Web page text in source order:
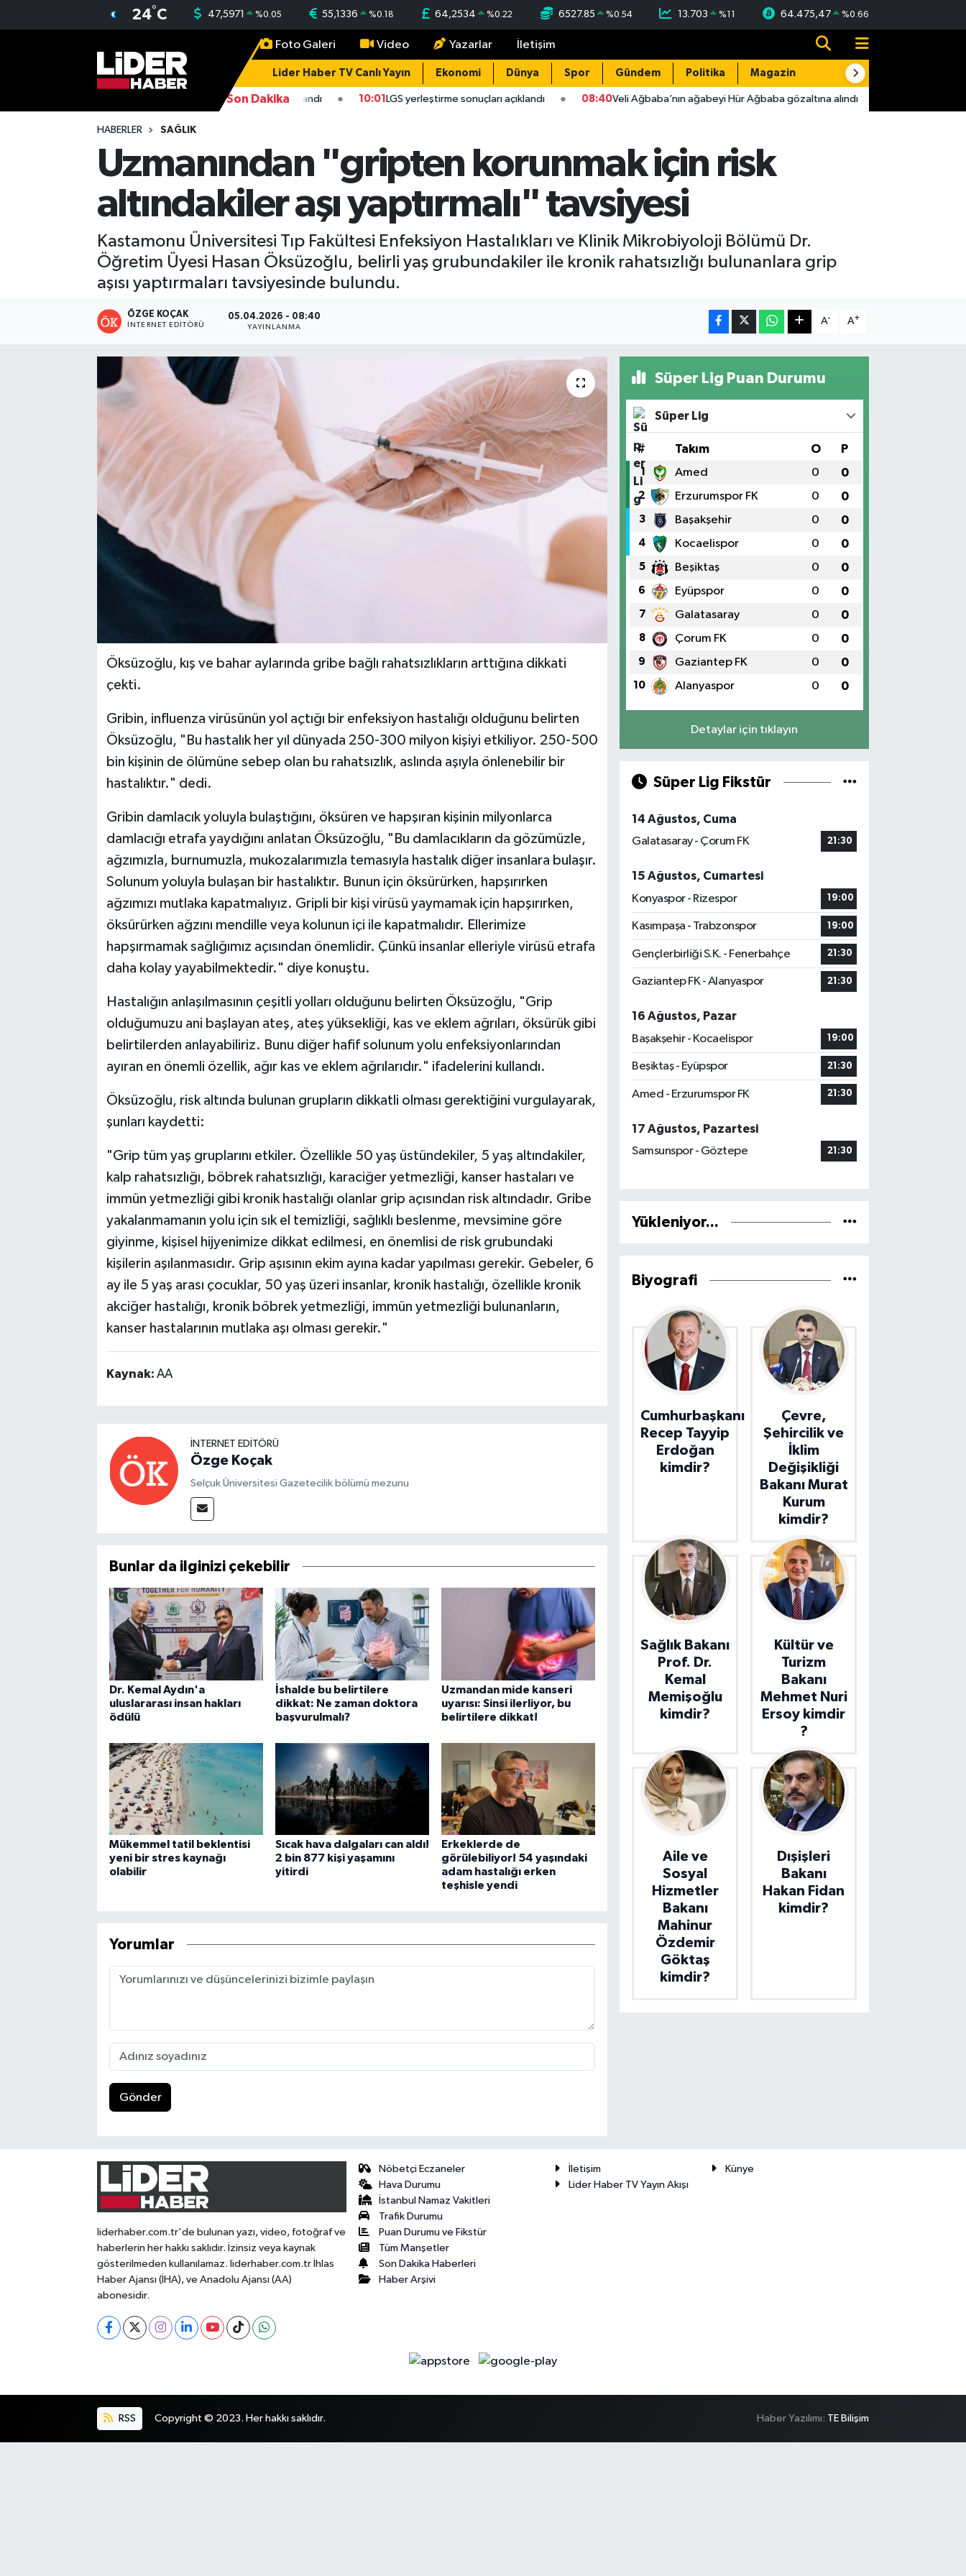
24°C 47,5971 %0.05 55,1336 %0.18 64,2534 %0.22 6527.85 %0.54 13.703 %11 64.475,47 %0.66
Foto Galeri Video Yazarlar İletişim
Lider Haber TV Canlı Yayın Ekonomi Dünya Spor Gündem Politika Magazin Resmi İlanlar
Son Dakika
FETÖ üyesi Burkay Karatepe tutuklandı 10:01LGS yerleştirme sonuçları açıklandı 08:40Veli Ağbaba’nın ağabeyi Hür Ağbaba gözaltına alındı
HABERLER SAĞLIK
Uzmanından "gripten korunmak için risk
altındakiler aşı yaptırmalı" tavsiyesi
Kastamonu Üniversitesi Tıp Fakültesi Enfeksiyon Hastalıkları ve Klinik Mikrobiyoloji Bölümü Dr.
Öğretim Üyesi Hasan Öksüzoğlu, belirli yaş grubundakiler ile kronik rahatsızlığı bulunanlara grip
aşısı yaptırmaları tavsiyesinde bulundu.
ÖZGE KOÇAK
İNTERNET EDITÖRÜ
05.04.2026 - 08:40
YAYINLANMA
A- A+
Öksüzoğlu, kış ve bahar aylarında gribe bağlı rahatsızlıkların arttığına dikkati
çekti.
Gribin, influenza virüsünün yol açtığı bir enfeksiyon hastalığı olduğunu belirten
Öksüzoğlu, "Bu hastalık her yıl dünyada 250-300 milyon kişiyi etkiliyor. 250-500
bin kişinin de ölümüne sebep olan bu rahatsızlık, aslında aşıyla önlenebilir bir
hastalıktır." dedi.
Gribin damlacık yoluyla bulaştığını, öksüren ve hapşıran kişinin milyonlarca
damlacığı etrafa yaydığını anlatan Öksüzoğlu, "Bu damlacıkların da gözümüzle,
ağzımızla, burnumuzla, mukozalarımızla temasıyla hastalık diğer insanlara bulaşır.
Solunum yoluyla bulaşan bir hastalıktır. Bunun için öksürürken, hapşırırken
ağzımızı mutlaka kapatmalıyız. Gripli bir kişi virüsü yaymamak için hapşırırken,
öksürürken ağzını mendille veya kolunun içi ile kapatmalıdır. Ellerimize
hapşırmamak sağlığımız açısından önemlidir. Çünkü insanlar elleriyle virüsü etrafa
daha kolay yayabilmektedir." diye konuştu.
Hastalığın anlaşılmasının çeşitli yolları olduğunu belirten Öksüzoğlu, "Grip
olduğumuzu ani başlayan ateş, ateş yüksekliği, kas ve eklem ağrıları, öksürük gibi
belirtilerden anlayabiliriz. Bunu diğer hafif solunum yolu enfeksiyonlarından
ayıran en önemli özellik, ağır kas ve eklem ağrılarıdır." ifadelerini kullandı.
Öksüzoğlu, risk altında bulunan grupların dikkatli olması gerektiğini vurgulayarak,
şunları kaydetti:
"Grip tüm yaş gruplarını etkiler. Özellikle 50 yaş üstündekiler, 5 yaş altındakiler,
kalp rahatsızlığı, böbrek rahatsızlığı, karaciğer yetmezliği, kanser hastaları ve
immün yetmezliği gibi kronik hastalığı olanlar grip açısından risk altındadır. Gribe
yakalanmamanın yolu için sık el temizliği, sağlıklı beslenme, mevsimine göre
giyinme, kişisel hijyenimize dikkat edilmesi, en önemlisi de risk grubundaki
kişilerin aşılanmasıdır. Grip aşısının ekim ayına kadar yapılması gerekir. Gebeler, 6
ay ile 5 yaş arası çocuklar, 50 yaş üzeri insanlar, kronik hastalığı, özellikle kronik
akciğer hastalığı, kronik böbrek yetmezliği, immün yetmezliği bulunanların,
kanser hastalarının mutlaka aşı olması gerekir."
Kaynak: AA
İNTERNET EDITÖRÜ
Özge Koçak
Selçuk Üniversitesi Gazetecilik bölümü mezunu
Bunlar da ilginizi çekebilir
Dr. Kemal Aydın'a
uluslararası insan hakları
ödülü
İshalde bu belirtilere
dikkat: Ne zaman doktora
başvurulmalı?
Uzmandan mide kanseri
uyarısı: Sinsi ilerliyor, bu
belirtilere dikkat!
Mükemmel tatil beklentisi
yeni bir stres kaynağı
olabilir
Sıcak hava dalgaları can aldı!
2 bin 877 kişi yaşamını
yitirdi
Erkeklerde de
görülebiliyor! 54 yaşındaki
adam hastalığı erken
teşhisle yendi
Yorumlar
Gönder
Süper Lig Puan Durumu
Süper Lig
# Takım O P
1 Amed 0 0
2 Erzurumspor FK 0 0
3 Başakşehir 0 0
4 Kocaelispor 0 0
5 Beşiktaş 0 0
6 Eyüpspor 0 0
7 Galatasaray 0 0
8 Çorum FK 0 0
9 Gaziantep FK 0 0
10 Alanyaspor 0 0
Detaylar için tıklayın
Süper Lig Fikstür
14 Ağustos, Cuma
Galatasaray - Çorum FK
21:30
15 Ağustos, Cumartesi
Konyaspor - Rizespor
19:00
Kasımpaşa - Trabzonspor 19:00
Gençlerbirliği S.K. - Fenerbahçe 21:30
Gaziantep FK - Alanyaspor 21:30
16 Ağustos, Pazar
Başakşehir - Kocaelispor
19:00
Beşiktaş - Eyüpspor 21:30
Amed - Erzurumspor FK 21:30
17 Ağustos, Pazartesi
Samsunspor - Göztepe
21:30
Yükleniyor...
Biyografi
Cumhurbaşkanı
Recep Tayyip
Erdoğan
kimdir?
Çevre,
Şehircilik ve
İklim
Değişikliği
Bakanı Murat
Kurum
kimdir?
Sağlık Bakanı
Prof. Dr.
Kemal
Memişoğlu
kimdir?
Kültür ve
Turizm
Bakanı
Mehmet Nuri
Ersoy kimdir
?
Aile ve
Sosyal
Hizmetler
Bakanı
Mahinur
Özdemir
Göktaş
kimdir?
Dışişleri
Bakanı
Hakan Fidan
kimdir?
liderhaber.com.tr'de bulunan yazı, video, fotoğraf ve
haberlerin her hakkı saklıdır. İzinsiz veya kaynak
gösterilmeden kullanılamaz. liderhaber.com.tr İhlas
Haber Ajansı (İHA), ve Anadolu Ajansı (AA)
abonesidir.
Nöbetçi Eczaneler
Hava Durumu
İstanbul Namaz Vakitleri
Trafik Durumu
Puan Durumu ve Fikstür
Tüm Manşetler
Son Dakika Haberleri
Haber Arşivi
İletişim
Künye
Lider Haber TV Yayın Akışı
RSS Copyright © 2023. Her hakkı saklıdır. Haber Yazılımı: TE Bilişim
Kültür - Sanat
Lider Haber TV Canlı Yayın izle
Nöbetçi Eczaneler
Hava Durumu
İstanbul Namaz Vakitleri
Trafik Durumu
Süper Lig Puan Durumu ve Fikstür
Tüm Manşetler
Son Dakika Haberleri
Haber Arşivi